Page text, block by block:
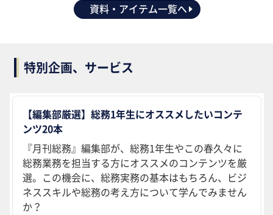
資料・アイテム一覧へ
特別企画、サービス
【編集部厳選】総務1年生にオススメしたいコンテ
ンツ20本
『月刊総務』編集部が、総務1年生やこの春久々に
総務業務を担当する方にオススメのコンテンツを厳
選。この機会に、総務実務の基本はもちろん、ビジ
ネススキルや総務の考え方について学んでみません
か？